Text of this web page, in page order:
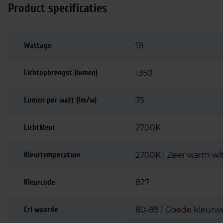
Product specificaties
Wattage 18
Lichtopbrengst (lumen) 1350
Lumen per watt (lm/w) 75
Lichtkleur 2700K
Kleurtemperatuur 2700K | Zeer warm
Kleurcode 827
Cri waarde 80-89 | Goede